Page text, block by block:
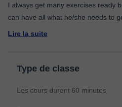
I always get many exercises ready
can have all what he/she needs to
Lire la suite
Type de classe
Les cours durent 60 minutes